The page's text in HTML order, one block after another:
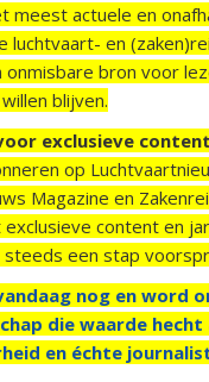
meest actuele en
luchtvaart- en
onmisbare bron voor
blijven.
exclusieve
op
Magazine en
content en
steeds een stap
nog en word
die waarde
en échte